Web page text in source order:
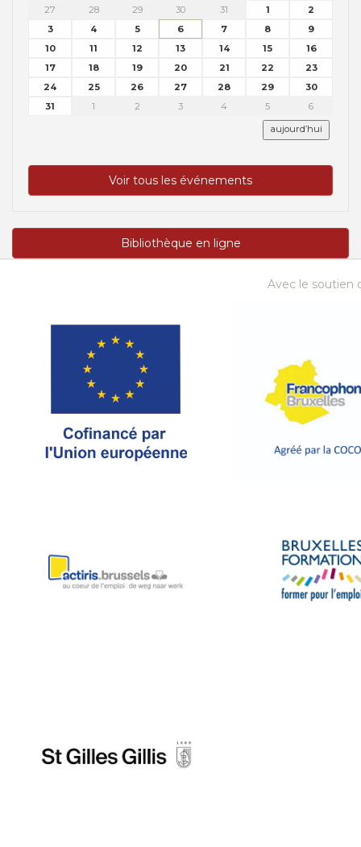
27
28 29 30 31 1
2
3
4 5 6 7 8
9
10
11 12 13 14 15
16
17
18 19 20 21 22
23
24
25 26 27 28 29
30
31
1 2 3 4 5 6
aujourd’hui
Voir tous les événements
Bibliothèque en ligne
Avec le soutien